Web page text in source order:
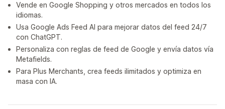
Vende en Google Shopping y otros mercados en todos los
idiomas.
Usa Google Ads Feed AI para mejorar datos del feed 24/7
con ChatGPT.
Personaliza con reglas de feed de Google y envía datos vía
Metafields.
Para Plus Merchants, crea feeds ilimitados y optimiza en
masa con IA.